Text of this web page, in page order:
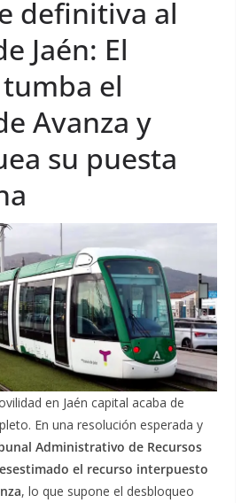
definitiva al
Jaén: El
el
Avanza y
su puesta
en Jaén capital acaba de
En una resolución esperada y
Administrativo de Recursos
el recurso interpuesto
, lo que supone el desbloqueo